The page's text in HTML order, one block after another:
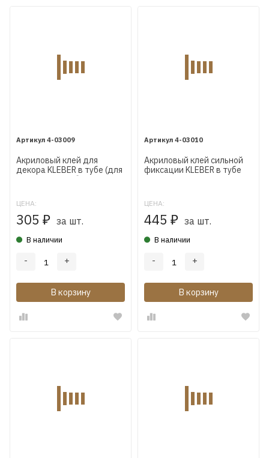
4-03009
Акриловый клей для
декора KLEBER в тубе (для
внутренних работ)
ЦЕНА:
305 ₽ за шт.
В наличии
- +
В корзину
4-03010
Акриловый клей сильной
фиксации KLEBER в тубе
ЦЕНА:
445 ₽ за шт.
В наличии
- +
В корзину